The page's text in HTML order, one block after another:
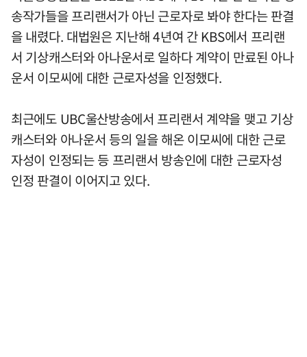
송작가들을 프리랜서가 아닌 근로자로 봐야 한다는 판결
을 내렸다. 대법원은 지난해 4년여 간 KBS에서 프리랜
서 기상캐스터와 아나운서로 일하다 계약이 만료된 아나
운서 이모씨에 대한 근로자성을 인정했다.
최근에도 UBC울산방송에서 프리랜서 계약을 맺고 기상
캐스터와 아나운서 등의 일을 해온 이모씨에 대한 근로
자성이 인정되는 등 프리랜서 방송인에 대한 근로자성
인정 판결이 이어지고 있다.